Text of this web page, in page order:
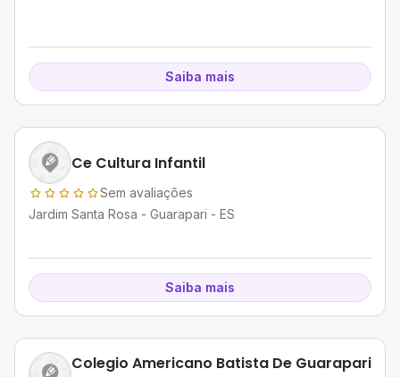
Saiba mais
Ce Cultura Infantil
Sem avaliações
Jardim Santa Rosa - Guarapari - ES
Saiba mais
Colegio Americano Batista De Guarapari